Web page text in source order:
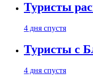
Туристы
4 дня спустя
Туристы с
4 дня спустя